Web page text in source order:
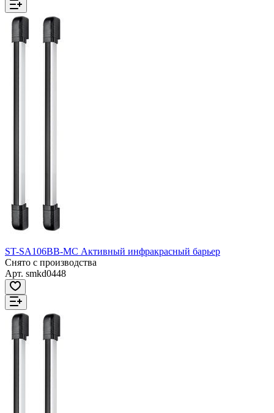
ST-SA106BB-MC Активный инфракрасный барьер
Снято с производства
Арт. smkd0448